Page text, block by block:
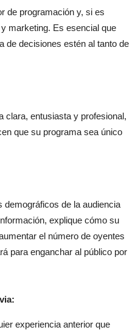
de programación y, si es
marketing. Es esencial que
de decisiones estén al tanto de
clara, entusiasta y profesional,
que su programa sea único
demográficos de la audiencia
explique cómo su
el número de oyentes
para enganchar al público por
experiencia anterior que